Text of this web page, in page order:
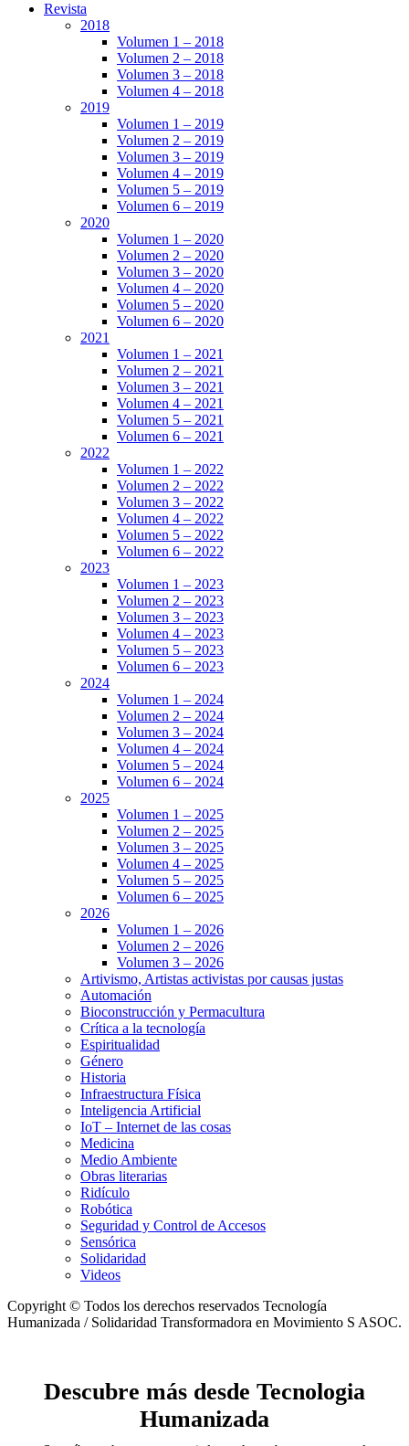
Revista
2018
Volumen 1 – 2018
Volumen 2 – 2018
Volumen 3 – 2018
Volumen 4 – 2018
2019
Volumen 1 – 2019
Volumen 2 – 2019
Volumen 3 – 2019
Volumen 4 – 2019
Volumen 5 – 2019
Volumen 6 – 2019
2020
Volumen 1 – 2020
Volumen 2 – 2020
Volumen 3 – 2020
Volumen 4 – 2020
Volumen 5 – 2020
Volumen 6 – 2020
2021
Volumen 1 – 2021
Volumen 2 – 2021
Volumen 3 – 2021
Volumen 4 – 2021
Volumen 5 – 2021
Volumen 6 – 2021
2022
Volumen 1 – 2022
Volumen 2 – 2022
Volumen 3 – 2022
Volumen 4 – 2022
Volumen 5 – 2022
Volumen 6 – 2022
2023
Volumen 1 – 2023
Volumen 2 – 2023
Volumen 3 – 2023
Volumen 4 – 2023
Volumen 5 – 2023
Volumen 6 – 2023
2024
Volumen 1 – 2024
Volumen 2 – 2024
Volumen 3 – 2024
Volumen 4 – 2024
Volumen 5 – 2024
Volumen 6 – 2024
2025
Volumen 1 – 2025
Volumen 2 – 2025
Volumen 3 – 2025
Volumen 4 – 2025
Volumen 5 – 2025
Volumen 6 – 2025
2026
Volumen 1 – 2026
Volumen 2 – 2026
Volumen 3 – 2026
Artivismo, Artistas activistas por causas justas
Automación
Bioconstrucción y Permacultura
Crítica a la tecnología
Espiritualidad
Género
Historia
Infraestructura Física
Inteligencia Artificial
IoT – Internet de las cosas
Medicina
Medio Ambiente
Obras literarias
Ridículo
Robótica
Seguridad y Control de Accesos
Sensórica
Solidaridad
Videos
Copyright © Todos los derechos reservados Tecnología
Humanizada / Solidaridad Transformadora en Movimiento S ASOC.
Descubre más desde Tecnologia
Humanizada